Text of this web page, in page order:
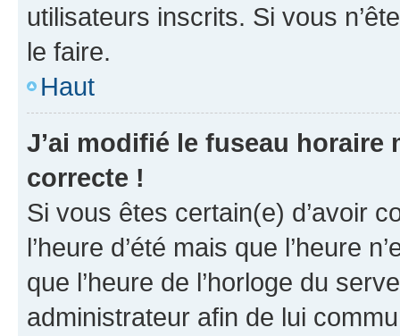
utilisateurs inscrits. Si vous
le faire.
Haut
J’ai modifié le fuseau horaire
correcte !
Si vous êtes certain(e) d’avoir
l’heure d’été mais que l’heure
que l’heure de l’horloge du
administrateur afin de lui